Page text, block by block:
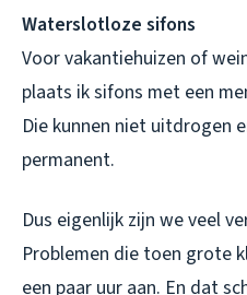
Waterslotloze sifons
Voor vakantiehuizen of
plaats ik sifons met een
Die kunnen niet uitdrogen
permanent.
Dus eigenlijk zijn we veel
Problemen die toen grote
een paar uur aan. En dat